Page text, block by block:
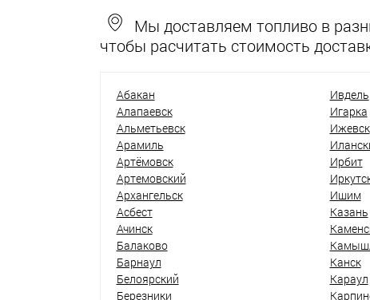
Мы доставляем топливо в
чтобы расчитать стоимость
Абакан
Алапаевск
Альметьевск
Арамиль
Артёмовск
Артемовский
Архангельск
Асбест
Ачинск
Балаково
Барнаул
Белоярский
Березники
Ивдель
Игарка
Ижевск
Ирбит
Ишим
Казань
Канск
Караул